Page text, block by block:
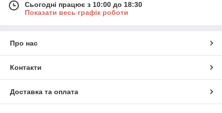
Сьогодні працює з 10:00 до 18:30
Показати весь графік роботи
Про нас
Контакти
Доставка та оплата